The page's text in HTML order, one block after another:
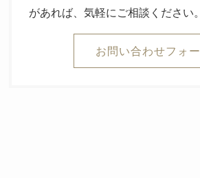
があれば、気軽にご相談ください。
お問い合わせフォ